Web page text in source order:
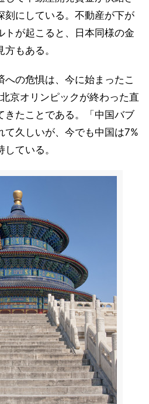
刻にしている。不動産が下が
トが起こると、日本同様の金
もある。
への危惧は、今に始まったこ
京オリンピックが終わった直
きたことである。「中国バブ
て久しいが、今でも中国は7%
ている。